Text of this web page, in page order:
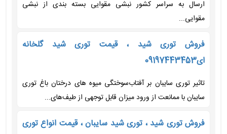
ارسال به سراسر کشور نبشی مقوایی بسته بندی از نبشی
مقوایی...
فروش توری شید ، قیمت توری شید گلخانه
ای09197443453
تاثیر توری سایبان بر آفتاب‌سوختگی میوه های درختان باغ توری
سایبان با ممانعت از ورود میزان قابل توجهی از طیف‌های...
فروش توری شید ، توری شید سایبان ، قیمت انواع توری